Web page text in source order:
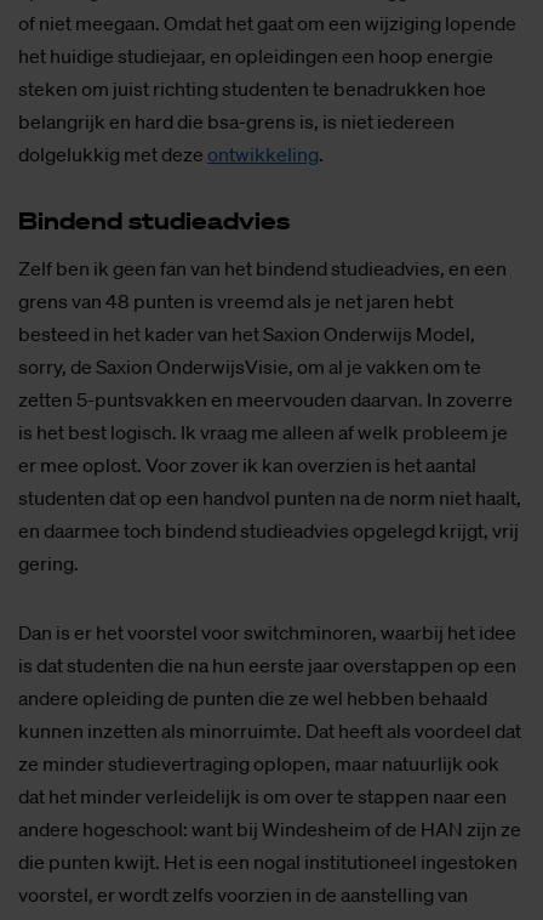
of niet meegaan. Omdat het gaat om een wijziging lopende
het huidige studiejaar, en opleidingen een hoop energie
steken om juist richting studenten te benadrukken hoe
belangrijk en hard die bsa-grens is, is niet iedereen
dolgelukkig met deze ontwikkeling.
Bin­dend stu­die­ad­vies
Zelf ben ik geen fan van het bindend studieadvies, en een
grens van 48 punten is vreemd als je net jaren hebt
besteed in het kader van het Saxion Onderwijs Model,
sorry, de Saxion OnderwijsVisie, om al je vakken om te
zetten 5-puntsvakken en meervouden daarvan. In zoverre
is het best logisch. Ik vraag me alleen af welk probleem je
er mee oplost. Voor zover ik kan overzien is het aantal
studenten dat op een handvol punten na de norm niet haalt,
en daarmee toch bindend studieadvies opgelegd krijgt, vrij
gering.
Dan is er het voorstel voor switchminoren, waarbij het idee
is dat studenten die na hun eerste jaar overstappen op een
andere opleiding de punten die ze wel hebben behaald
kunnen inzetten als minorruimte. Dat heeft als voordeel dat
ze minder studievertraging oplopen, maar natuurlijk ook
dat het minder verleidelijk is om over te stappen naar een
andere hogeschool: want bij Windesheim of de HAN zijn ze
die punten kwijt. Het is een nogal institutioneel ingestoken
voorstel, er wordt zelfs voorzien in de aanstelling van